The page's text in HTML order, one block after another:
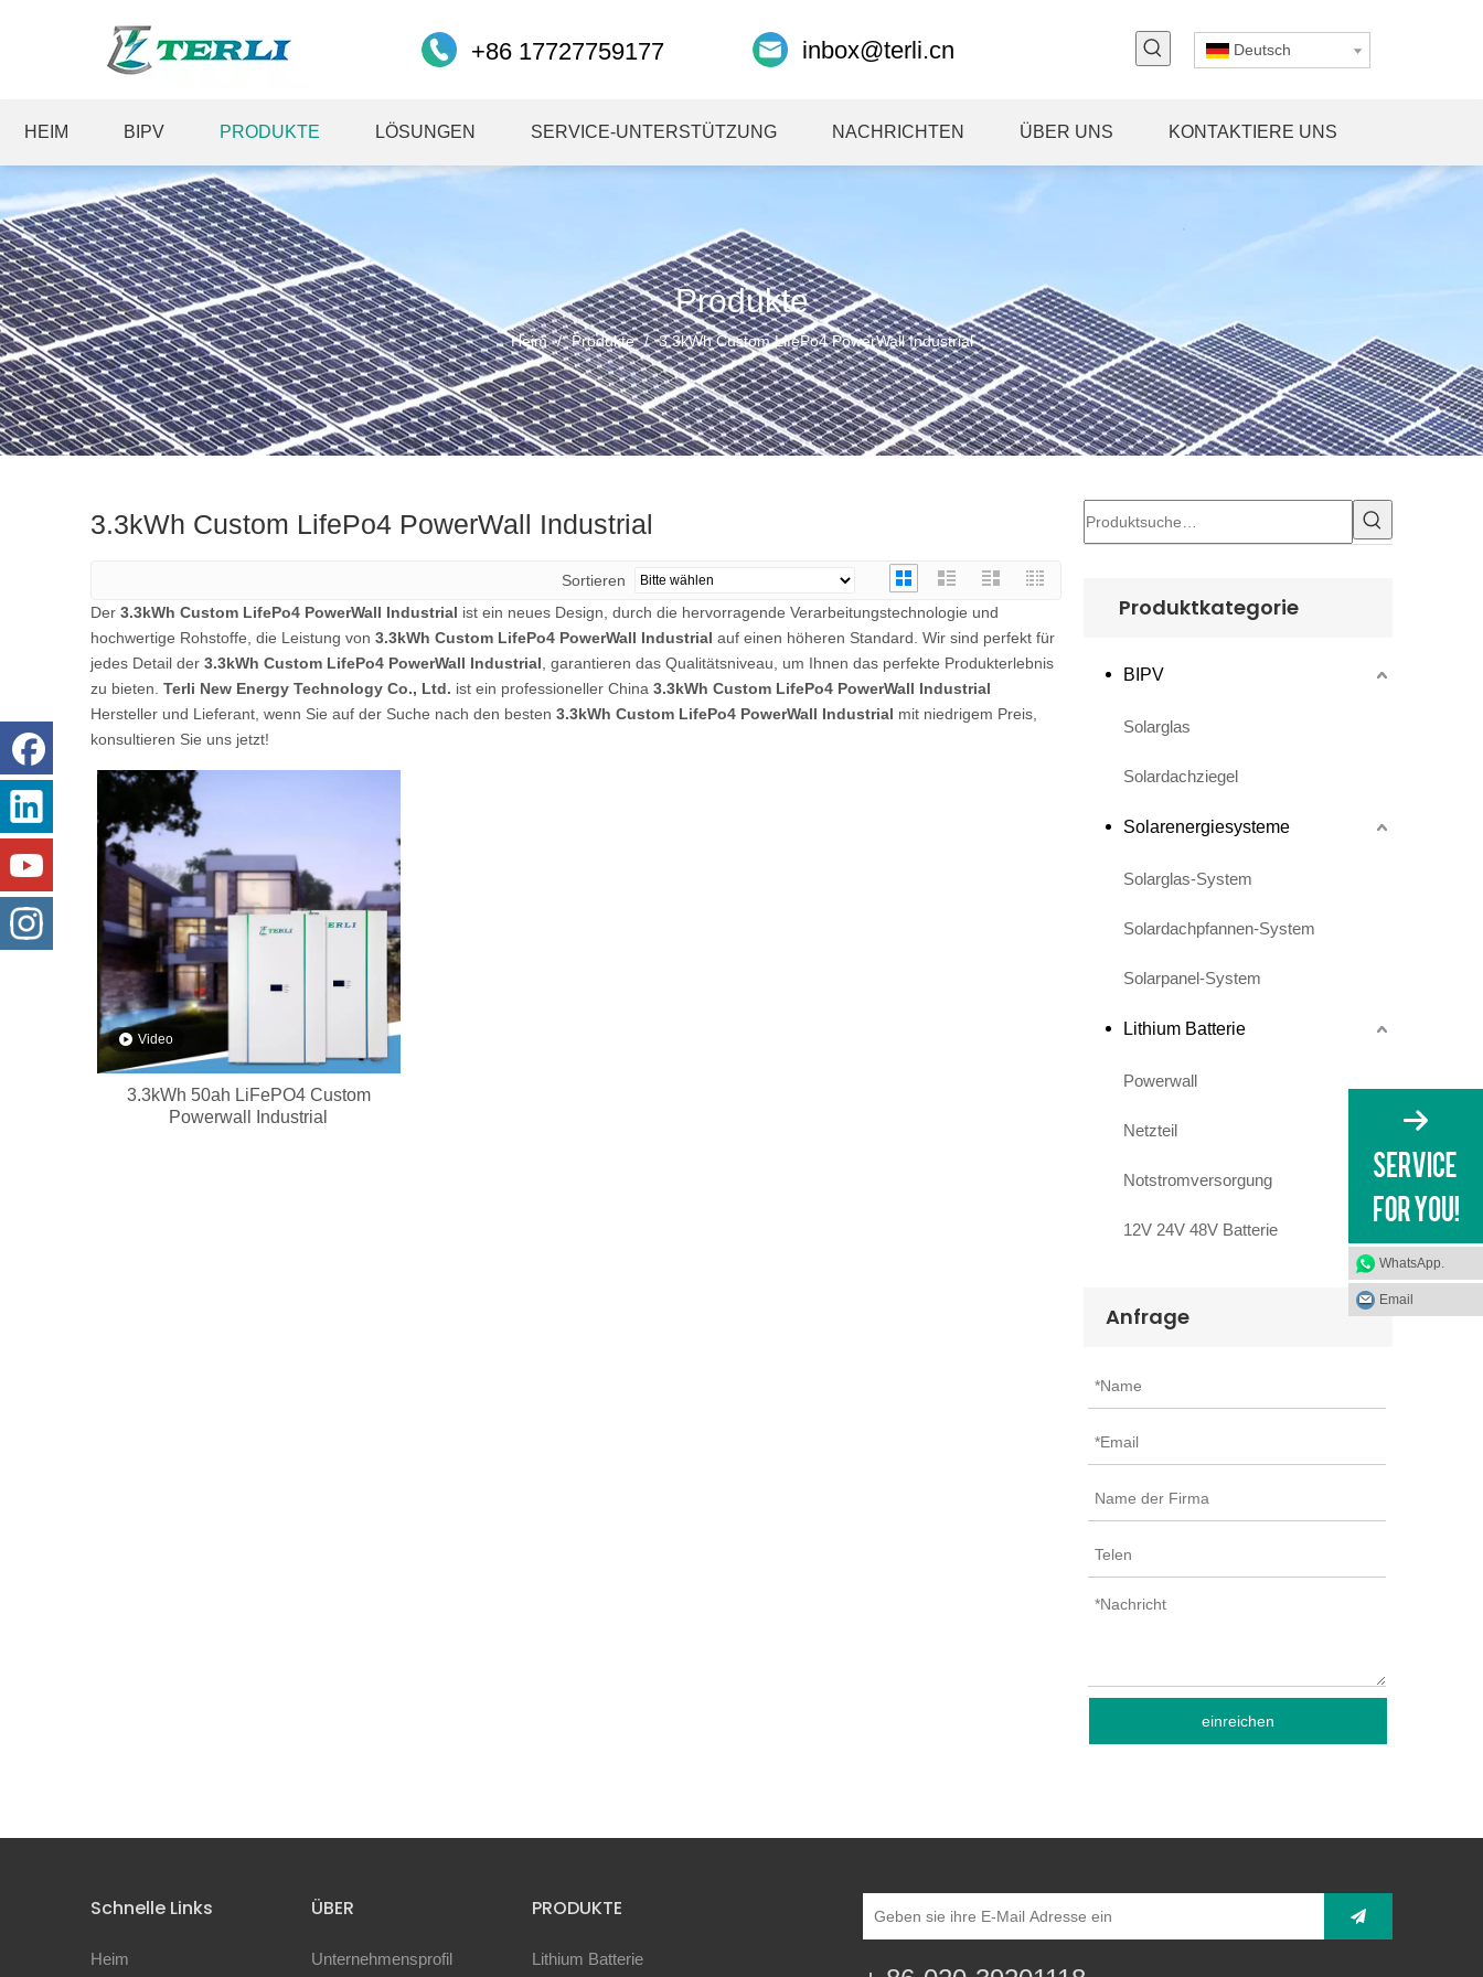
+86 17727759177 inbox@terli.cn Deutsch
HEIM BIPV PRODUKTE LÖSUNGEN SERVICE-UNTERSTÜTZUNG NACHRICHTEN ÜBER UNS KONTAKTIERE UNS
Produkte
Heim / Produkte / 3.3kWh Custom LifePo4 PowerWall Industrial
3.3kWh Custom LifePo4 PowerWall Industrial
Sortieren
Der 3.3kWh Custom LifePo4 PowerWall Industrial ist ein neues Design, durch die hervorragende Verarbeitungstechnologie und
hochwertige Rohstoffe, die Leistung von 3.3kWh Custom LifePo4 PowerWall Industrial auf einen höheren Standard. Wir sind perfekt für
jedes Detail der 3.3kWh Custom LifePo4 PowerWall Industrial , garantieren das Qualitätsniveau, um Ihnen das perfekte Produkterlebnis
zu bieten. Terli New Energy Technology Co., Ltd. ist ein professioneller China 3.3kWh Custom LifePo4 PowerWall Industrial
Hersteller und Lieferant, wenn Sie auf der Suche nach den besten 3.3kWh Custom LifePo4 PowerWall Industrial mit niedrigem Preis,
konsultieren Sie uns jetzt!
Video
3.3kWh 50ah LiFePO4 Custom
Powerwall Industrial
Produktkategorie
BIPV
Solarglas
Solardachziegel
Solarenergiesysteme
Solarglas-System
Solardachpfannen-System
Solarpanel-System
Lithium Batterie
Powerwall
Netzteil
Notstromversorgung
12V 24V 48V Batterie
Anfrage
einreichen
Schnelle Links
Heim
ÜBER
Unternehmensprofil
PRODUKTE
Lithium Batterie
WhatsApp.
Email